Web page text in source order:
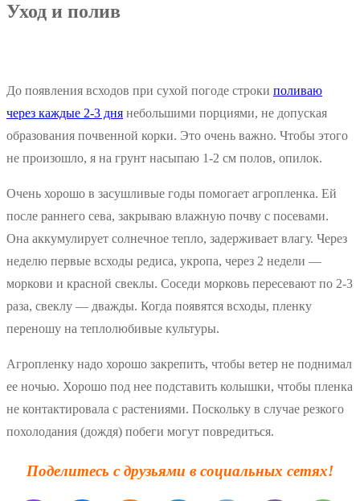
Уход и полив
До появления всходов при сухой погоде строки поливаю
через каждые 2-3 дня небольшими порциями, не допуская
образования почвенной корки. Это очень важно. Чтобы этого
не произошло, я на грунт насыпаю 1-2 см полов, опилок.
Очень хорошо в засушливые годы помогает агропленка. Ей
после раннего сева, закрываю влажную почву с посевами.
Она аккумулирует солнечное тепло, задерживает влагу. Через
неделю первые всходы редиса, укропа, через 2 недели —
моркови и красной свеклы. Соседи морковь пересевают по 2-3
раза, свеклу — дважды. Когда появятся всходы, пленку
переношу на теплолюбивые культуры.
Агропленку надо хорошо закрепить, чтобы ветер не поднимал
ее ночью. Хорошо под нее подставить колышки, чтобы пленка
не контактировала с растениями. Поскольку в случае резкого
похолодания (дождя) побеги могут повредиться.
Поделитесь с друзьями в социальных сетях!